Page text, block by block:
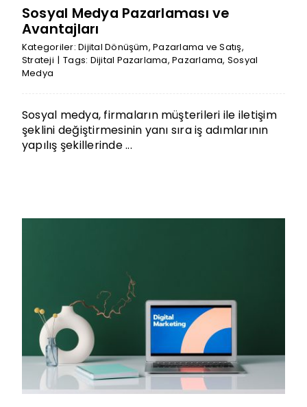
Sosyal Medya Pazarlaması ve
Avantajları
Kategoriler:Dijital Dönüşüm,Pazarlama ve Satış,
Strateji | Tags: Dijital Pazarlama,Pazarlama, Sosyal
Medya
Sosyal medya, firmaların müşterileri ile iletişim
şeklini değiştirmesinin yanı sıra iş adımlarının
yapılış şekillerinde ...